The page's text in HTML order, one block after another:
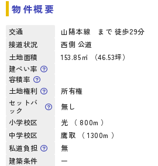
物件概要
交通
山陽本線 まで 徒歩29分
接道状況
西側 公道
土地面積
153.85㎡ （46.53坪）
建ぺい率
容積率
土地権利
所有権
セットバ
ック
無し
小学校区
光 （ 800m ）
中学校区
鷹取 （ 1300m ）
私道負担
無
建築条件
ー